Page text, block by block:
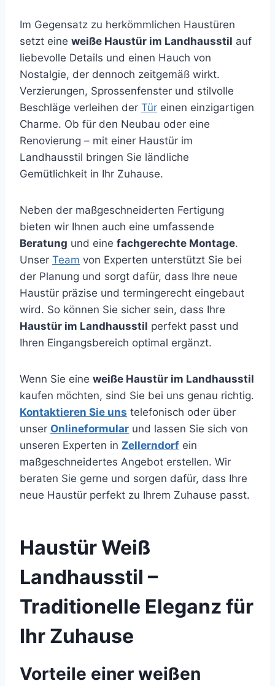
Im Gegensatz zu herkömmlichen Haustüren
setzt eine weiße Haustür im Landhausstil auf
liebevolle Details und einen Hauch von
Nostalgie, der dennoch zeitgemäß wirkt.
Verzierungen, Sprossenfenster und stilvolle
Beschläge verleihen der Tür einen einzigartigen
Charme. Ob für den Neubau oder eine
Renovierung – mit einer Haustür im
Landhausstil bringen Sie ländliche
Gemütlichkeit in Ihr Zuhause.
Neben der maßgeschneiderten Fertigung
bieten wir Ihnen auch eine umfassende
Beratung und eine fachgerechte Montage.
Unser Team von Experten unterstützt Sie bei
der Planung und sorgt dafür, dass Ihre neue
Haustür präzise und termingerecht eingebaut
wird. So können Sie sicher sein, dass Ihre
Haustür im Landhausstil perfekt passt und
Ihren Eingangsbereich optimal ergänzt.
Wenn Sie eine weiße Haustür im Landhausstil
kaufen möchten, sind Sie bei uns genau richtig.
Kontaktieren Sie uns telefonisch oder über
unser Onlineformular und lassen Sie sich von
unseren Experten in Zellerndorf ein
maßgeschneidertes Angebot erstellen. Wir
beraten Sie gerne und sorgen dafür, dass Ihre
neue Haustür perfekt zu Ihrem Zuhause passt.
Haustür Weiß
Landhausstil –
Traditionelle Eleganz für
Ihr Zuhause
Vorteile einer weißen